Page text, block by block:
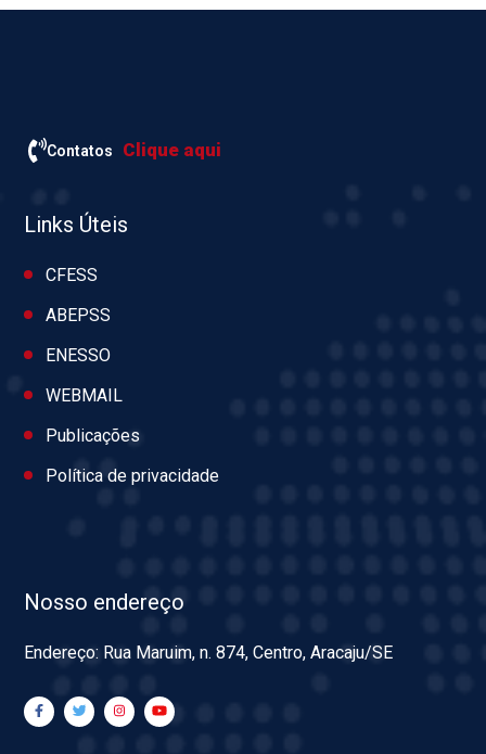
Contatos Clique aqui
Links Úteis
CFESS
ABEPSS
ENESSO
WEBMAIL
Publicações
Política de privacidade
Nosso endereço
Endereço: Rua Maruim, n. 874, Centro, Aracaju/SE